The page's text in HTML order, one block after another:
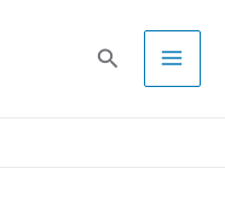
Pesquisa